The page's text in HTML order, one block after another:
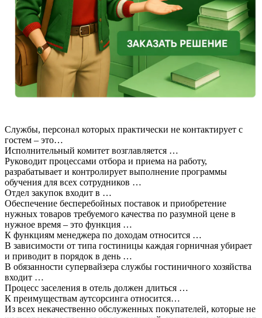
Службы, персонал которых практически не контактирует с
гостем – это…
Исполнительный комитет возглавляется …
Руководит процессами отбора и приема на работу,
разрабатывает и контролирует выполнение программы
обучения для всех сотрудников …
Отдел закупок входит в …
Обеспечение бесперебойных поставок и приобретение
нужных товаров требуемого качества по разумной цене в
нужное время – это функция …
К функциям менеджера по доходам относится …
В зависимости от типа гостиницы каждая горничная убирает
и приводит в порядок в день …
В обязанности супервайзера службы гостиничного хозяйства
входит …
Процесс заселения в отель должен длиться …
К преимуществам аутсорсинга относится…
Из всех некачественно обслуженных покупателей, которые не